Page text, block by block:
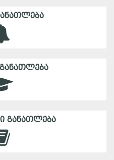
ᲒᲐᲜᲐᲗᲚᲔᲑᲐ